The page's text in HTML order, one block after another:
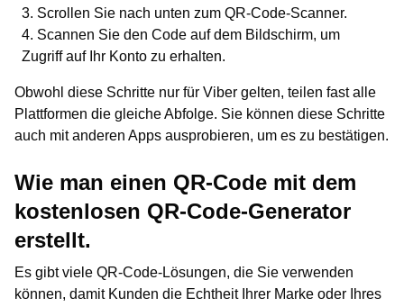
Scrollen Sie nach unten zum QR-Code-Scanner.
Scannen Sie den Code auf dem Bildschirm, um
Zugriff auf Ihr Konto zu erhalten.
Obwohl diese Schritte nur für Viber gelten, teilen fast alle
Plattformen die gleiche Abfolge. Sie können diese Schritte
auch mit anderen Apps ausprobieren, um es zu bestätigen.
Wie man einen QR-Code mit dem
kostenlosen QR-Code-Generator
erstellt.
Es gibt viele QR-Code-Lösungen, die Sie verwenden
können, damit Kunden die Echtheit Ihrer Marke oder Ihres